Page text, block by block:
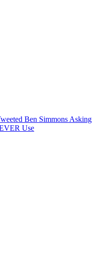
Ben Simmons Asking
Use